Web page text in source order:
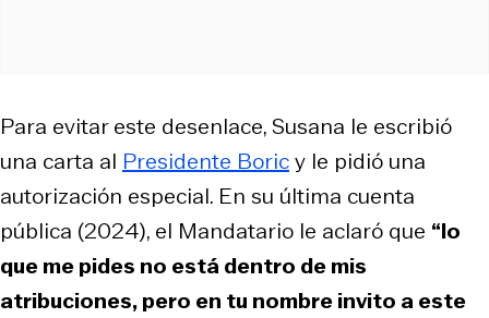
Para evitar este desenlace, Susana le escribió
una carta al Presidente Boricy le pidió una
autorización especial. En su última cuenta
pública (2024), el Mandatario le aclaró que “lo
que me pides no está dentro de mis
atribuciones, pero en tu nombre invito a este